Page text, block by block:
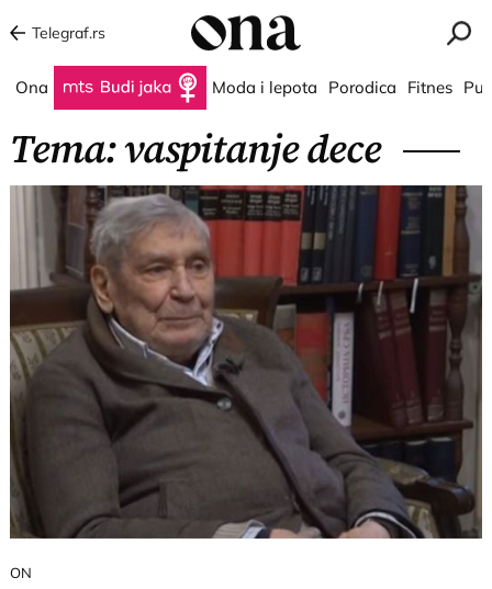
Telegraf.rs
Ona Budi jaka Moda i lepota Porodica Fitnes
Tema: vaspitanje dece
ON